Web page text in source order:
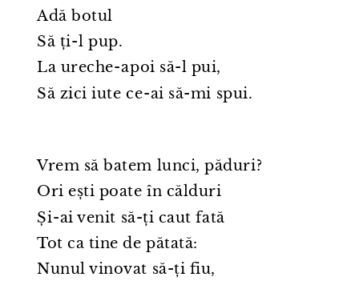
Adă botul
Să ți⁠-⁠l pup.
La ureche⁠-⁠apoi să-l pui,
Să zici iute ce⁠-⁠ai să-mi spui.
Vrem să batem lunci, păduri?
Ori ești poate în călduri
Și⁠-⁠ai venit să-ți caut fată
Tot ca tine de pătată:
Nunul vinovat să-ți fiu,